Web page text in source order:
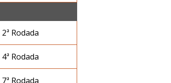
2ª Rodada
4ª Rodada
7ª Rodada